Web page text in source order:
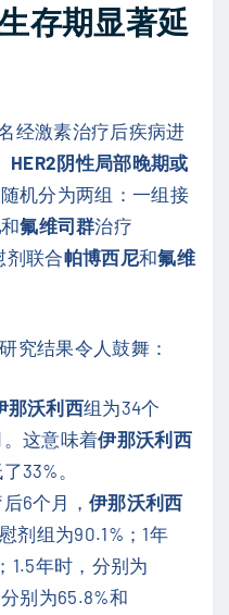
存期显著延
经激素治疗后疾病进
HER2阴性局部晚期或
机分为两组：一组接
和氟维司群治疗
剂联合帕博西尼和氟维
究结果令人鼓舞：
那沃利西组为34个
。这意味着伊那沃利西
33%。
6个月，伊那沃利西
剂组为90.1%；1年
1.5年时，分别为
别为65.8%和